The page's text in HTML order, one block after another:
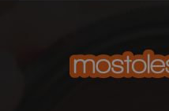
estrictamente
Cookies de